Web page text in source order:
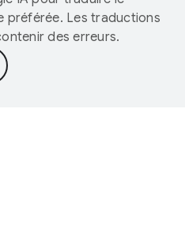
préférée. Les traductions
des erreurs.